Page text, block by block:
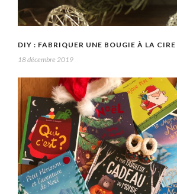
DIY : FABRIQUER UNE BOUGIE À LA
18 décembre 2019